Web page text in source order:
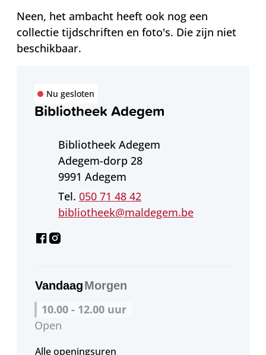
Neen, het ambacht heeft ook nog een
collectie tijdschriften en foto's. Die zijn niet
beschikbaar.
Bibliotheek Adegem
Nu gesloten
AdresBibliotheek Adegem
Adegem-dorp 28
,9991 Adegem
050 71 48 42
E-mailbibliotheek@maldegem.be
Facebook
Instagram
VandaagMorgen
10.00 - 12.00 uur
Open
Alle openingsuren